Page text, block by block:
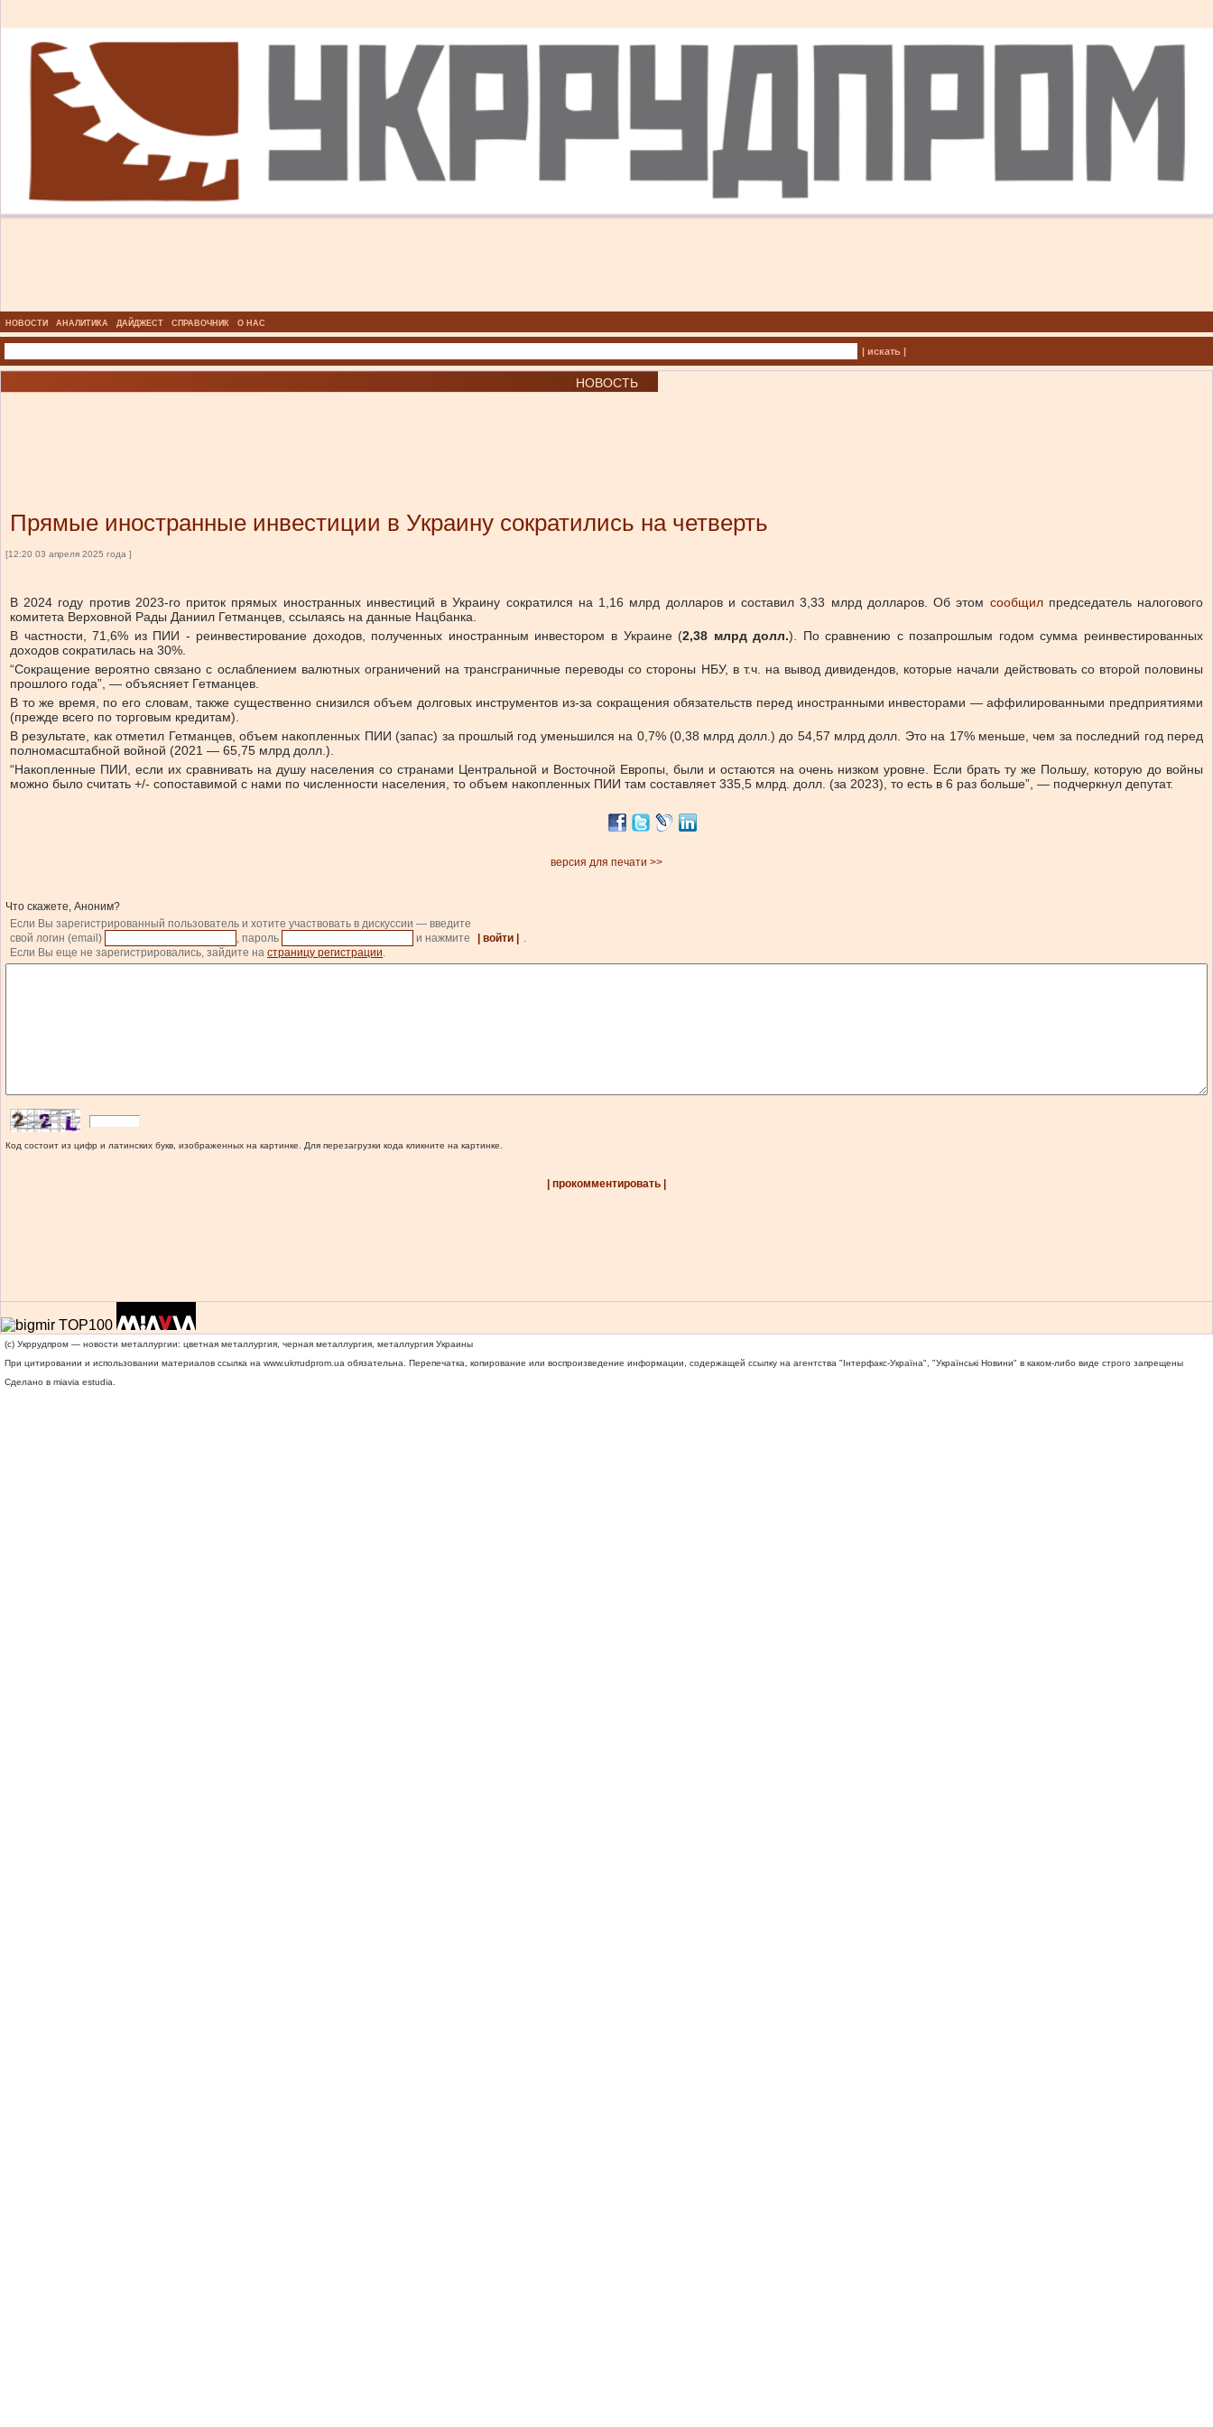
НОВОСТИ АНАЛИТИКА ДАЙДЖЕСТ СПРАВОЧНИК О НАС
| искать |
НОВОСТЬ
Прямые иностранные инвестиции в Украину сократились на четверть
[12:20 03 апреля 2025 года ]
В 2024 году против 2023-го приток прямых иностранных инвестиций в Украину сократился на 1,16 млрд долларов и составил 3,33 млрд долларов. Об этом сообщил председатель налогового
комитета Верховной Рады Даниил Гетманцев, ссылаясь на данные Нацбанка.
В частности, 71,6% из ПИИ - реинвестирование доходов, полученных иностранным инвестором в Украине (2,38 млрд долл.).
По сравнению с позапрошлым годом сумма реинвестированных
доходов сократилась на 30%.
“Сокращение вероятно связано с ослаблением валютных ограничений на трансграничные переводы со стороны НБУ, в т.ч. на вывод дивидендов, которые начали действовать со второй половины
прошлого года”, — объясняет Гетманцев.
В то же время, по его словам, также существенно снизился объем долговых инструментов из-за сокращения обязательств перед иностранными инвесторами — аффилированными предприятиями
(прежде всего по торговым кредитам).
В результате, как отметил Гетманцев, объем накопленных ПИИ (запас) за прошлый год уменьшился на 0,7% (0,38 млрд долл.) до 54,57 млрд долл. Это на 17% меньше, чем за последний год перед
полномасштабной войной (2021 — 65,75 млрд долл.).
“Накопленные ПИИ, если их сравнивать на душу населения со странами Центральной и Восточной Европы, были и остаются на очень низком уровне. Если брать ту же Польшу, которую до войны
можно было считать +/- сопоставимой с нами по численности населения, то объем накопленных ПИИ там составляет 335,5 млрд. долл. (за 2023), то есть в 6 раз больше”, — подчеркнул депутат.
версия для печати >>
Что скажете, Аноним?
Если Вы зарегистрированный пользователь и хотите участвовать в дискуссии — введите
свой логин (email)
, пароль и нажмите | войти |
.
Если Вы еще не зарегистрировались, зайдите на страницу регистрации.
Код состоит из цифр и латинских букв, изображенных на картинке. Для перезагрузки кода кликните на картинке.
| прокомментировать |
(c) Укррудпром — новости металлургии: цветная металлургия, черная металлургия, металлургия Украины
При цитировании и использовании материалов ссылка на www.ukrrudprom.ua обязательна. Перепечатка, копирование или воспроизведение информации, содержащей ссылку на агентства "Iнтерфакс-Україна", "Українськi Новини" в каком-либо виде строго запрещены
Сделано в miavia estudia.